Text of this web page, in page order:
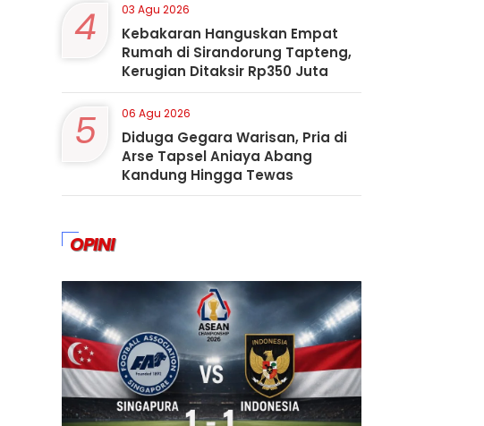
4 03 Agu 2026
Kebakaran Hanguskan Empat
Rumah di Sirandorung Tapteng,
Kerugian Ditaksir Rp350 Juta
5 06 Agu 2026
Diduga Gegara Warisan, Pria di
Arse Tapsel Aniaya Abang
Kandung Hingga Tewas
OPINI